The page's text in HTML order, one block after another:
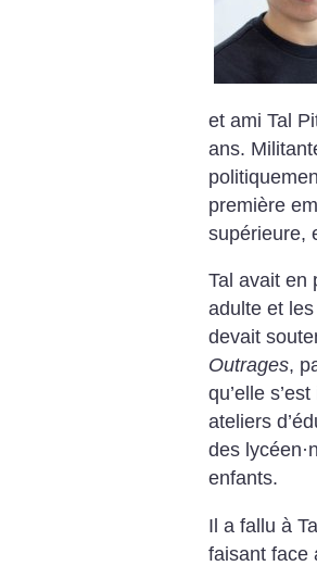
et ami Tal
ans.
première
supérieure,
Tal avait en
adulte et
devait
Outrages,
qu’elle
ateliers
des lycéen·
enfants.
Il a fallu à
faisant face